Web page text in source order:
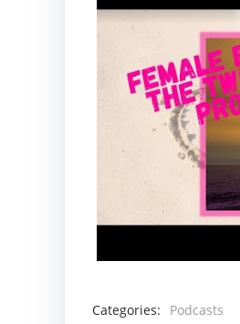
Categories:
Podcasts